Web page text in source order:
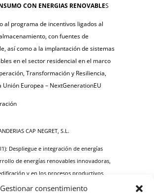
Gestionar consentimiento
CON ENERGIAS RENOVABLES
al programa de incentivos ligados al
con fuentes de
así como a la implantación de sistemas
en el sector residencial en el marco
Transformación y Resiliencia,
Europea – NextGenerationEU
CAP NEGRET, S.L.
Despliegue e integración de energías
de energías renovables innovadoras,
y en los procesos productivos
€